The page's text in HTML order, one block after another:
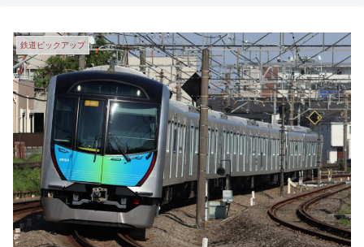
鉄道ピックアップ